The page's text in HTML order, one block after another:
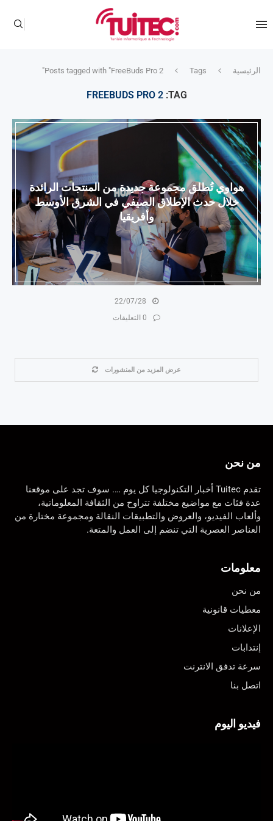
الرئيسية Tags
Posts tagged with "FreeBuds Pro 2"
TAG:
FREEBUDS PRO 2
هواوي تُطلق مجموعة جديدة من المنتجات الرائدة
خلال حدث الإطلاق الصيفي في الشرق الأوسط
وأفريقيا
22/07/28
0 التعليقات
عرض المزيد من المنشورات
من نحن
تقدم Tuitec أخبار التكنولوجيا كل يوم …. سوف تجد على موقعنا
عدة فئات مع مواضيع مختلفة تتراوح من الثقافة المعلوماتية،
وألعاب الفيديو، والعروض والتطبيقات النقالة ومجموعة مختارة من
العناصر العصرية التي تنضم إلى العمل والمتعة.
معلومات
من نحن
معطيات قانونية
الإعلانات
إنتدابات
سرعة تدفق الانترنت
اتصل بنا
فيديو اليوم